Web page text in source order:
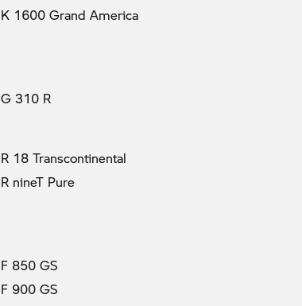
K 1600 Grand America
G 310 R
R 18 Transcontinental
R nineT Pure
F 850 GS
F 900 GS